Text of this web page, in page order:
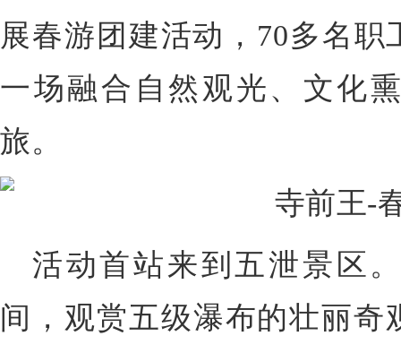
展春游团建活动，70多名
一场融合自然观光、文化
旅。
活动首站来到五泄景区
间，观赏五级瀑布的壮丽奇